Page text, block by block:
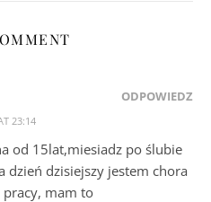
23:14
ODPOWIEDZ
od 15lat,miesiadz po ślubie
dzień dzisiejszy jestem chora
mam to